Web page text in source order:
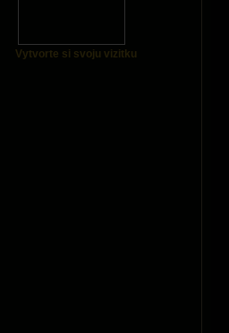
Vytvorte si svoju vizitku